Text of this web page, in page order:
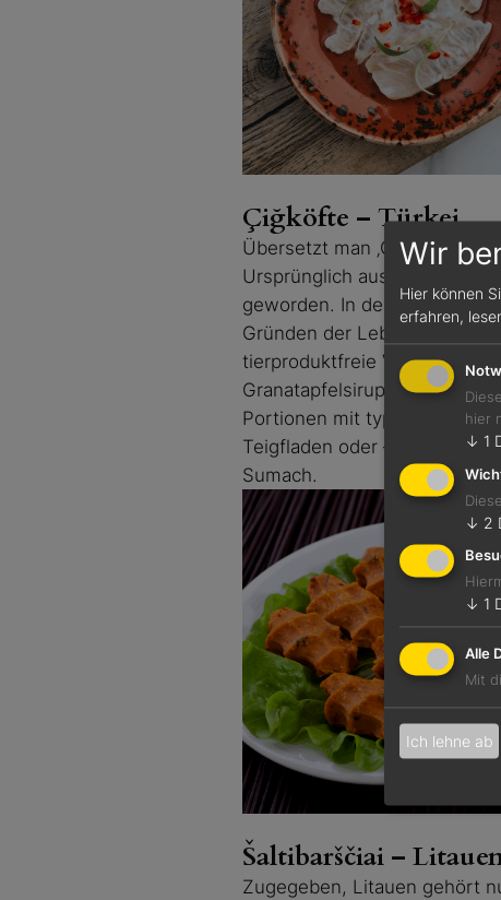
Çiğköfte – Türkei
Übersetzt man ‚Çiğköfte’
Ursprünglich aus rohem,
geworden. In der Türkei,
Gründen der
tierproduktfreie Variante
Granatapfelsirup vermengt.
Portionen mit typischer
Teigfladen oder – gleich
Sumach.
Šaltibarščiai –
Zugegeben, Litauen gehört
Wir
Hier können
erfahren,
hier
↓ 1
↓ 2
↓ 1
Alle
Mit
Ich lehne ab